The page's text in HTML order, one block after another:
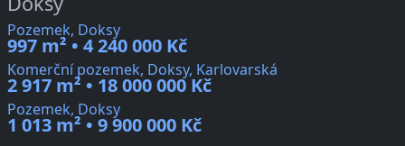
Pozemek, Doksy
997 m² • 4 240 000 Kč
Komerční pozemek, Doksy, Karlovarská
2 917 m² • 18 000 000 Kč
Pozemek, Doksy
1 013 m² • 9 900 000 Kč